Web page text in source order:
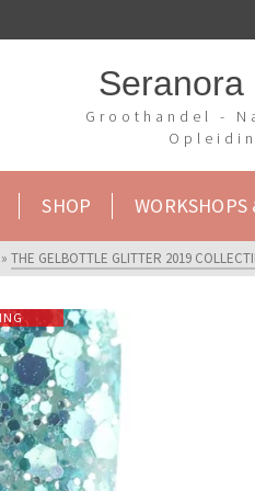
Seranora
Groothandel -
SHOP
» THE GELBOTTLE GLITTER 2019